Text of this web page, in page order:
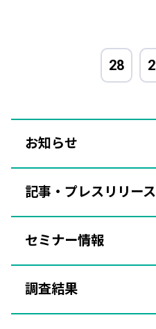
28
お知らせ
記事・プレスリリース
セミナー情報
調査結果